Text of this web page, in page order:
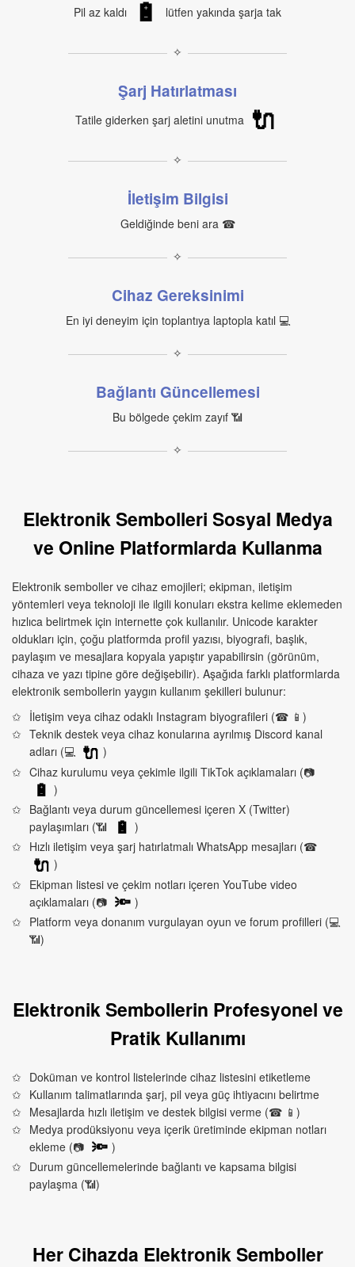
Pil az kaldı 🔋 lütfen yakında şarja tak
✧
Şarj Hatırlatması
Tatile giderken şarj aletini unutma 🔌
✧
İletişim Bilgisi
Geldiğinde beni ara ☎
✧
Cihaz Gereksinimi
En iyi deneyim için toplantıya laptopla katıl 💻
✧
Bağlantı Güncellemesi
Bu bölgede çekim zayıf 📶
✧
Elektronik Sembolleri Sosyal Medya
ve Online Platformlarda Kullanma
Elektronik semboller ve cihaz emojileri; ekipman, iletişim
yöntemleri veya teknoloji ile ilgili konuları ekstra kelime eklemeden
hızlıca belirtmek için internette çok kullanılır. Unicode karakter
oldukları için, çoğu platformda profil yazısı, biyografi, başlık,
paylaşım ve mesajlara kopyala yapıştır yapabilirsin (görünüm,
cihaza ve yazı tipine göre değişebilir). Aşağıda farklı platformlarda
elektronik sembollerin yaygın kullanım şekilleri bulunur:
İletişim veya cihaz odaklı Instagram biyografileri (☎ 📱)
Teknik destek veya cihaz konularına ayrılmış Discord kanal
adları (💻 🔌 )
Cihaz kurulumu veya çekimle ilgili TikTok açıklamaları (📷
🔋 )
Bağlantı veya durum güncellemesi içeren X (Twitter)
paylaşımları (📶
🔋 )
Hızlı iletişim veya şarj hatırlatmalı WhatsApp mesajları (☎
🔌 )
Ekipman listesi ve çekim notları içeren YouTube video
açıklamaları (📷 🔦 )
Platform veya donanım vurgulayan oyun ve forum profilleri (💻
📶)
Elektronik Sembollerin Profesyonel ve
Pratik Kullanımı
Doküman ve kontrol listelerinde cihaz listesini etiketleme
Kullanım talimatlarında şarj, pil veya güç ihtiyacını belirtme
Mesajlarda hızlı iletişim ve destek bilgisi verme (☎ 📱)
Medya prodüksiyonu veya içerik üretiminde ekipman notları
ekleme (📷 🔦 )
Durum güncellemelerinde bağlantı ve kapsama bilgisi
paylaşma (📶)
Her Cihazda Elektronik Semboller